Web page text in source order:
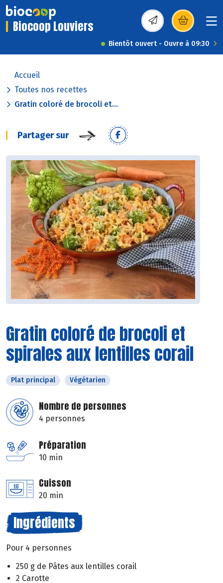
Biocoop Louviers (s’ouvre dans une
Bientôt ouvert - Ouvre à 09:30
Accueil
Toutes nos recettes
Gratin coloré de brocoli et...
Partager sur
Gratin coloré de brocoli et
spirales aux lentilles corail
Plat principal Végétarien
Nombre de personnes
4 personnes
Préparation
10 min
Cuisson
20 min
Ingrédients
Pour 4 personnes
250 g de Pâtes aux lentilles corail
2 Carotte